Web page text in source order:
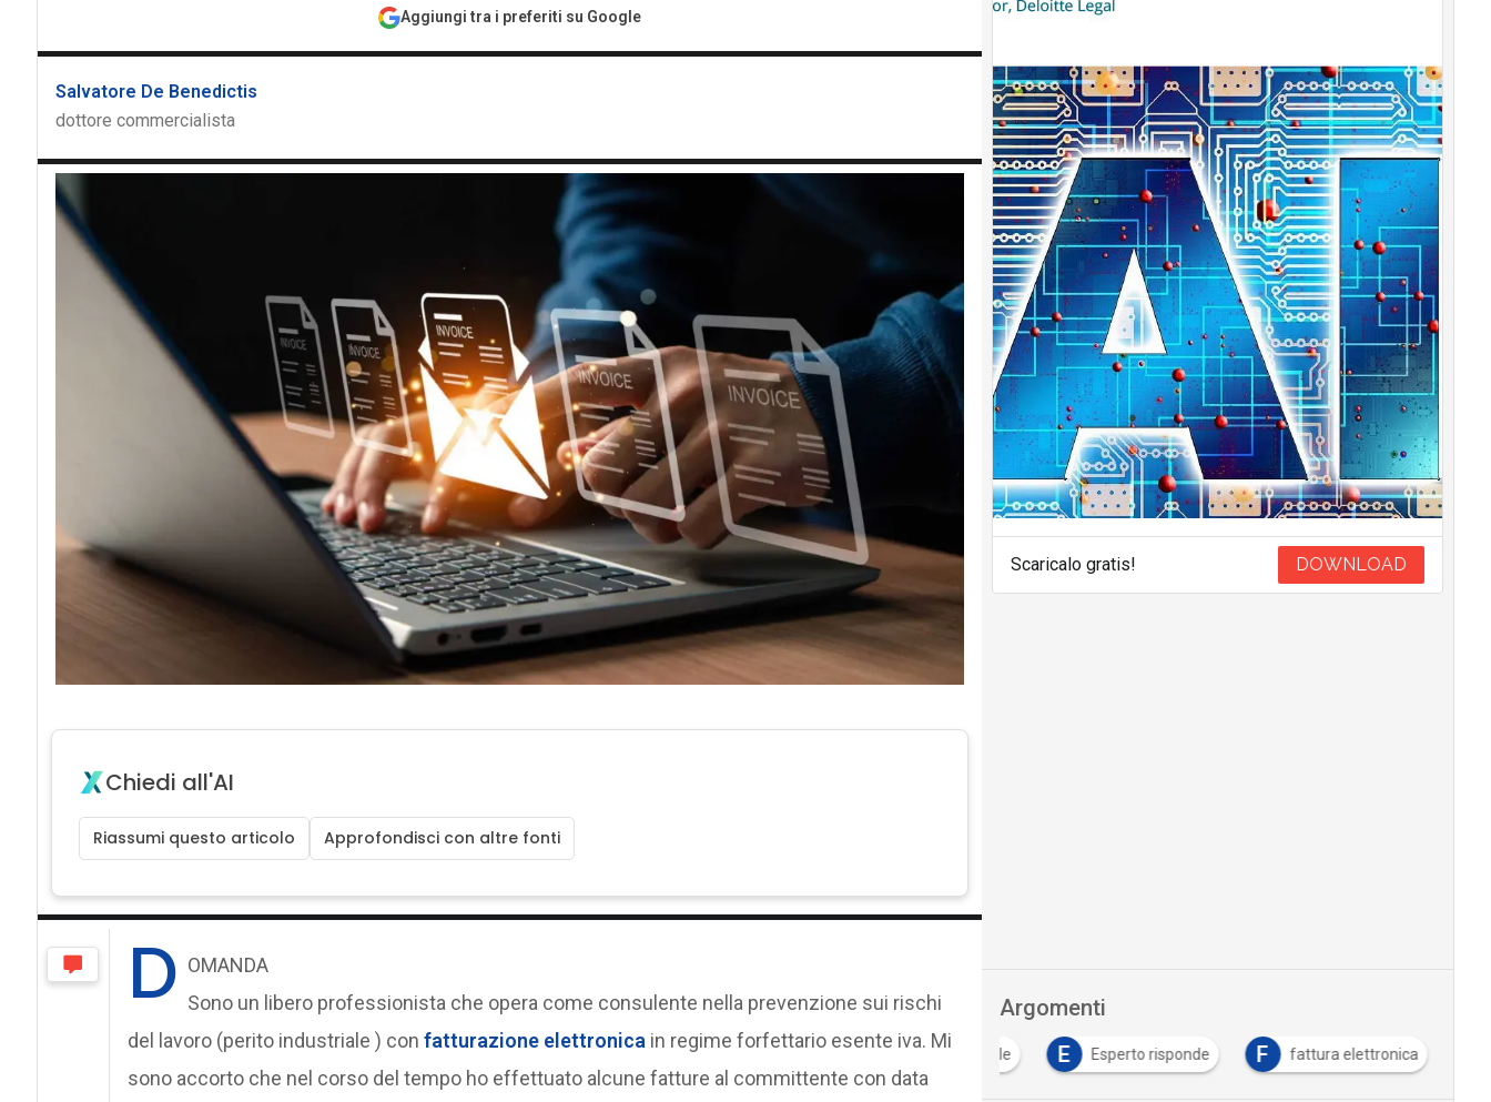
Aggiungi tra i preferiti su Google
Salvatore De Benedictis
dottore commercialista
Chiedi all'AI
Riassumi questo articolo Approfondisci con altre fonti
D OMANDA
Sono un libero professionista che opera come consulente nella prevenzione sui rischi
del lavoro (perito industriale ) con fatturazione elettronica in regime forfettario esente iva. Mi
sono accorto che nel corso del tempo ho effettuato alcune fatture al committente con data
Scaricalo gratis! DOWNLOAD
Argomenti
C
conservazione digitale E Esperto risponde F fattura elettronica